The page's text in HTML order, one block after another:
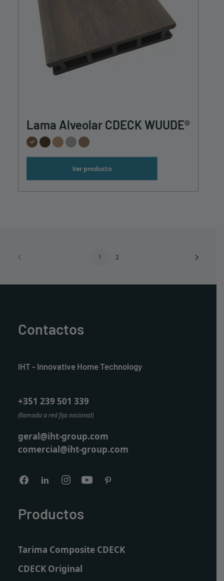
producto
tiene
múltiples
pueden
Lama Alveolar CDECK WUUDE®
Ver producto
1 2
Contactos
IHT - Innovative Home Technology
+351 239 501 339
(llamada a red fija nacional)
geral@iht-group.com
comercial@iht-group.com
Productos
Tarima Composite CDECK
CDECK Original